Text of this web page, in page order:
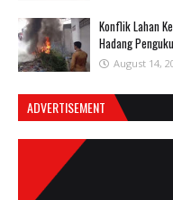
Konflik Lahan
Hadang
August 14,
ADVERTISEMENT